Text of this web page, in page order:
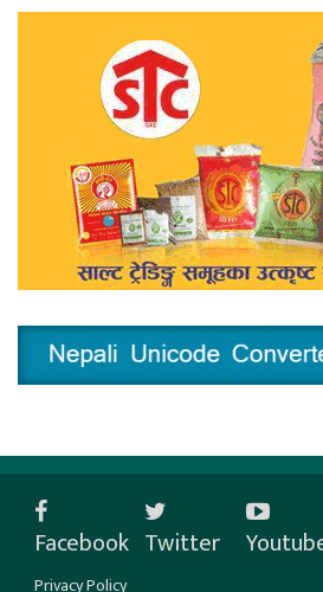
Facebook Twitter
Privacy Policy